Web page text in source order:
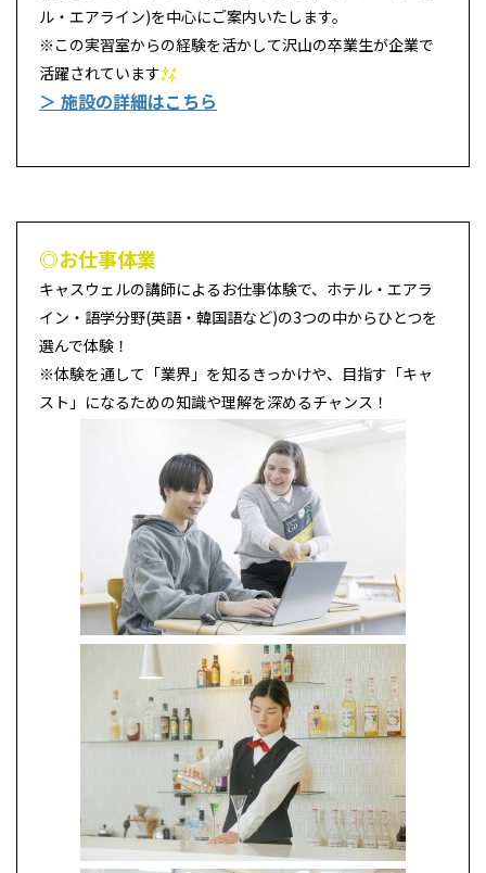
ル・エアライン)を中心にご案内いたします。
※この実習室からの経験を活かして沢山の卒業生が企業で
活躍されています
＞ 施設の詳細はこちら
◎お仕事体業
キャスウェルの講師によるお仕事体験で、ホテル・エアラ
イン・語学分野(英語・韓国語など)の3つの中からひとつを
選んで体験！
※体験を通して「業界」を知るきっかけや、目指す「キャ
スト」になるための知識や理解を深めるチャンス！